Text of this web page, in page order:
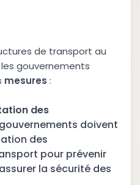
de transport au
gouvernements
mesures :
des
doivent
des
pour prévenir
la sécurité des